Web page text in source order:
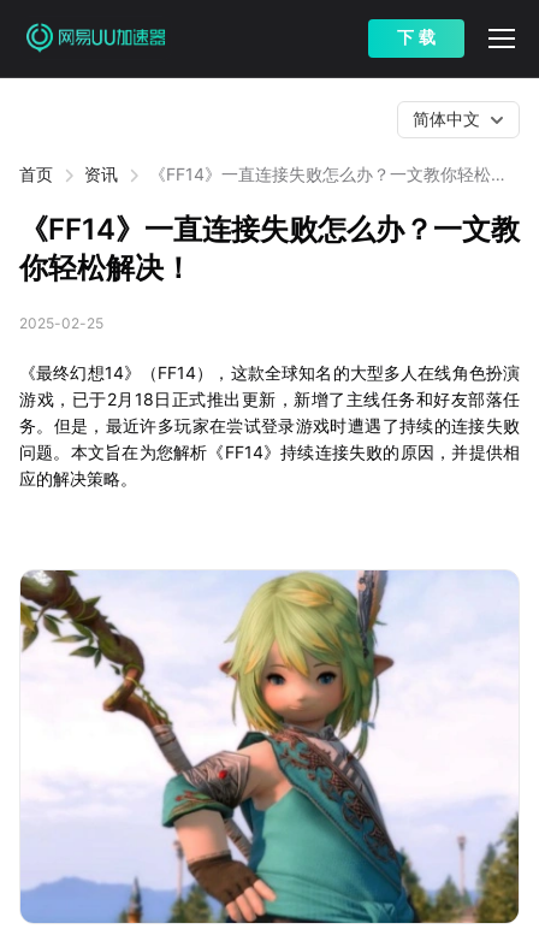
下 载
首页 资讯
《FF14》一直连接失败怎么办？一文教你轻松解
简体中文
《FF14》一直连接失败怎么办？一文教
你轻松解决！
2025-02-25
《最终幻想14》（FF14），这款全球知名的大型多人在线角色扮演
游戏，已于2月18日正式推出更新，新增了主线任务和好友部落任
务。但是，最近许多玩家在尝试登录游戏时遭遇了持续的连接失败
问题。本文旨在为您解析《FF14》持续连接失败的原因，并提供相
应的解决策略。